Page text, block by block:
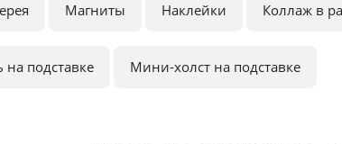
Магниты Наклейки Коллаж в
на подставке Мини-холст на подставке